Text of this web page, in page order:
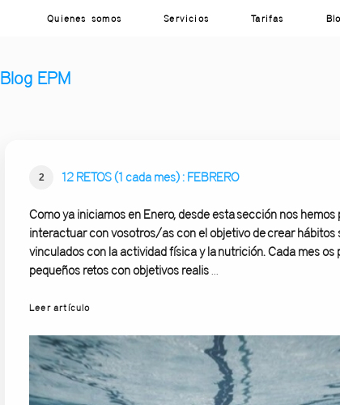
Blog EPM
2 12 RETOS (1 cada mes) : FEBRERO
Como ya iniciamos en Enero, desde esta sección nos
interactuar con vosotros/as con el objetivo de crear hábitos
vinculados con la actividad física y la nutrición. Cada mes os
pequeños retos con objetivos realis...
Leer artículo
Quienes somos Servicios Tarifas